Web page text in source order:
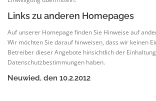
Links zu anderen Homepages
Auf unserer Homepage finden Sie Hinweise auf
Wir möchten Sie darauf hinweisen, dass wir keinen
Betreiber dieser Angebote hinsichtlich der
Datenschutzbestimmungen haben.
Neuwied, den 10.2.2012